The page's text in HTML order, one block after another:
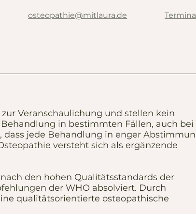
osteopathie@mitlaura.de
Veranschaulichung und stellen kein
in bestimmten Fällen, auch bei
jede Behandlung in enger
versteht sich als ergänzende
den hohen Qualitätsstandards der
der WHO absolviert. Durch
qualitätsorientierte osteopathische